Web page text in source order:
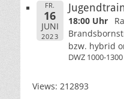
FR.
16
JUNI
2023
18:00 Uhr
bzw. hybrid
DWZ 1000-1300
Views: 212893